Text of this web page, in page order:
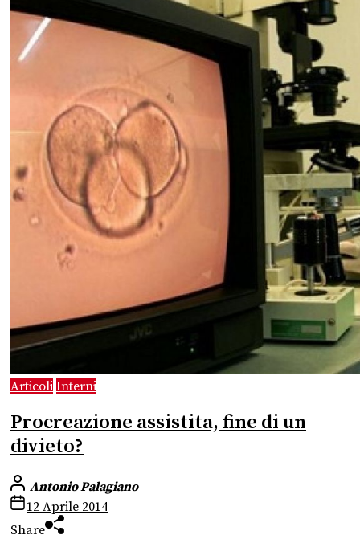
Articoli Interni
Procreazione assistita, fine di un
divieto?
Antonio Palagiano
12 Aprile 2014
Share